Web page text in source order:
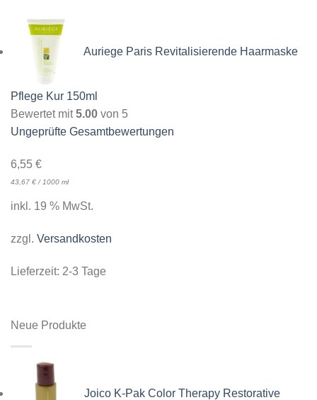
Auriege Paris Revitalisierende Haarmaske
Pflege Kur 150ml
Bewertet mit5.00 von 5
Ungeprüfte Gesamtbewertungen
6,55 €
43,67 €/1000 ml
inkl. 19 % MwSt.
zzgl. Versandkosten
Lieferzeit: 2-3 Tage
Neue Produkte
Joico K-Pak Color Therapy Restorative